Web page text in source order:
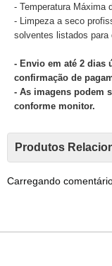
- Temperatura Máxima
- Limpeza a seco
solventes listados
- Envio em até 2 dias
confirmação de
- As imagens podem
conforme monitor.
Produtos
Carregando